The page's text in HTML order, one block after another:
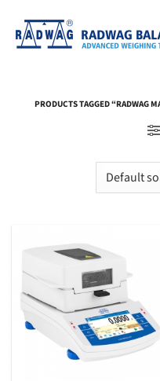
content
PRODUCTS TAGGED “RADWAG